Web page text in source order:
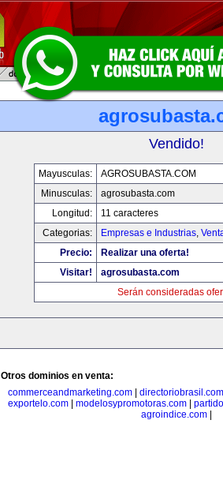
Vendido!
Mayusculas:
AGROSUBASTA.COM
Minusculas:
agrosubasta.com
Longitud:
11 caracteres
Categorias:
Empresas e Industrias,
Precio:
Realizar una oferta!
Visitar!
agrosubasta.com
Serán consideradas
Otros dominios en venta:
commerceandmarketing.com| directoriobrasil.com
exportelo.com
modelosypromotoras.com
agroindice.com